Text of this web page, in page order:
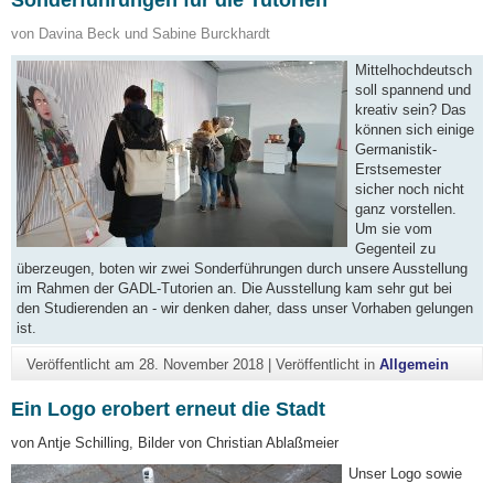
von Davina Beck und Sabine Burckhardt
Mittelhochdeutsch
soll spannend und
kreativ sein? Das
können sich einige
Germanistik-
Erstsemester
sicher noch nicht
ganz vorstellen.
Um sie vom
Gegenteil zu
überzeugen, boten wir zwei Sonderführungen durch unsere Ausstellung
im Rahmen der GADL-Tutorien an. Die Ausstellung kam sehr gut bei
den Studierenden an - wir denken daher, dass unser Vorhaben gelungen
ist.
Veröffentlicht am 28. November 2018| Veröffentlicht in Allgemein
Ein Logo erobert erneut die Stadt
von Antje Schilling, Bilder von Christian Ablaßmeier
Unser Logo sowie